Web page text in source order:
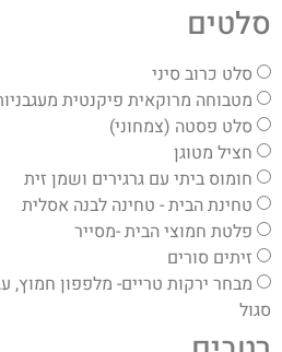
סלטים
סלט כרוב סיני
מטבוחה מרוקאית פיקנטית
סלט פסטה (צמחוני)
חציל מטוגן
חומוס ביתי עם גרגירים ושמן זית
טחינת הבית - טחינה לבנה אסלית
פלטת חמוצי הבית -מסייר
זיתים סורים
מבחר ירקות טריים- מלפפון חמוץ,
סגול